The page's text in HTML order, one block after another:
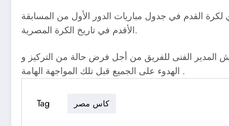
القدم في جدول مباريات الدور الأول من المسابقة
الأقدم في تاريخ الكرة المصرية.
المدير الفنى للفريق من أجل فرض حالة من التركيز و
الهدوء على الجميع قبل تلك المواجهة الهامة .
Tag كاس مصر